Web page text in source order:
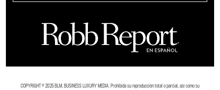
COPYRIGHT ©️ 2025 BLM, BUSINESS LUXURY MEDIA. Prohibida su reproducción total o parcial, así como su